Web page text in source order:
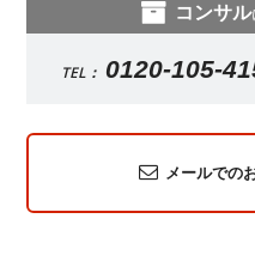
コンサル
TEL： 0120-105-
メールでの